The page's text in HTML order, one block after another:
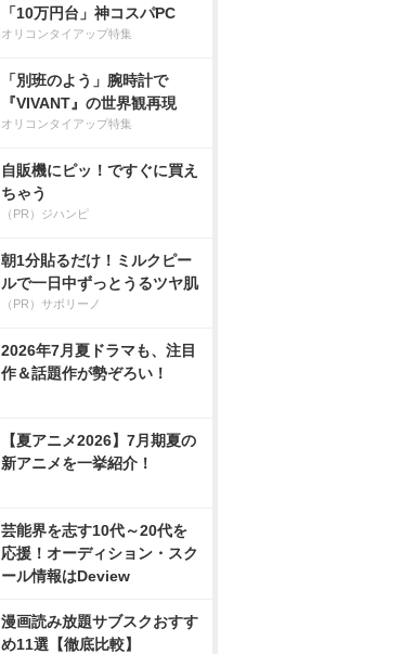
「10万円台」神コスパPC
オリコンタイアップ特集
「別班のよう」腕時計で
『VIVANT』の世界観再現
オリコンタイアップ特集
自販機にピッ！ですぐに買え
ちゃう
（PR）ジハンピ
朝1分貼るだけ！ミルクピー
ルで一日中ずっとうるツヤ肌
（PR）サボリーノ
2026年7月夏ドラマも、注目
作＆話題作が勢ぞろい！
【夏アニメ2026】7月期夏の
新アニメを一挙紹介！
芸能界を志す10代～20代を
応援！オーディション・スク
ール情報はDeview
漫画読み放題サブスクおすす
め11選【徹底比較】